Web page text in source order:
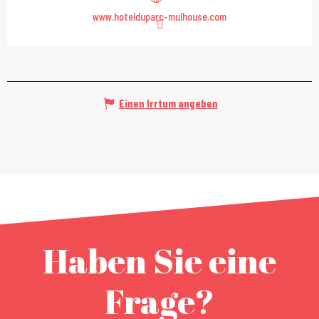
www.hotelduparc-mulhouse.com
Einen Irrtum angeben
Haben Sie eine
Frage?